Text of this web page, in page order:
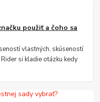
použiť a čoho sa
vlastných, skúseností
si kladie otázku kedy